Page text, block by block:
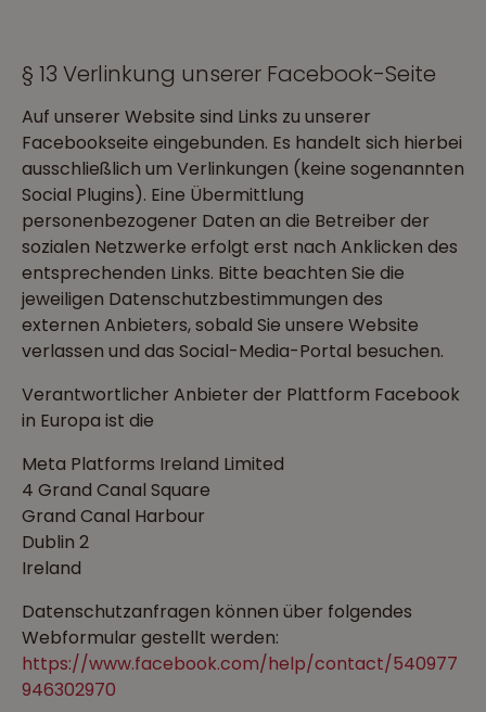
§ 13 Verlinkung unserer Facebook-Seite
Auf unserer Website sind Links zu unserer
Facebookseite eingebunden. Es handelt sich hierbei
ausschließlich um Verlinkungen (keine sogenannten
Social Plugins). Eine Übermittlung
personenbezogener Daten an die Betreiber der
sozialen Netzwerke erfolgt erst nach Anklicken des
entsprechenden Links. Bitte beachten Sie die
jeweiligen Datenschutzbestimmungen des
externen Anbieters, sobald Sie unsere Website
verlassen und das Social-Media-Portal besuchen.
Verantwortlicher Anbieter der Plattform Facebook
in Europa ist die
Meta Platforms Ireland Limited
4 Grand Canal Square
Grand Canal Harbour
Dublin 2
Ireland
Datenschutzanfragen können über folgendes
Webformular gestellt werden:
https://www.facebook.com/help/contact/540977
946302970